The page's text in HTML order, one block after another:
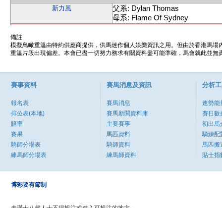
新力風
父系: Dylan Thomas
母系: Flame Of Sydney
備註
模擬鳥瞰重溫由特約供應商提供，供馬迷作個人娛樂資訊之用。但由於香港馬
重溫片段出現偏差。本會已盡一切努力務求有關資料盡可能準確，馬會就此並
賽事資料
報名表
排位表(本地)
賠率
賽果
騎師分場表
練馬師分場表
賽馬消息及資訊
賽馬消息
賽馬新聞資料庫
主要賽事
馬匹資料
騎師資料
練馬師資料
分析
速勢能
賽日數
初出馬
騎練配
馬匹搬
貼士指
博彩要有節制